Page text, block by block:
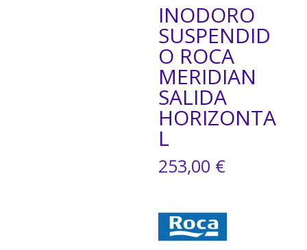
INODORO
SUSPENDID
O ROCA
MERIDIAN
SALIDA
HORIZONTA
L
253,00 €